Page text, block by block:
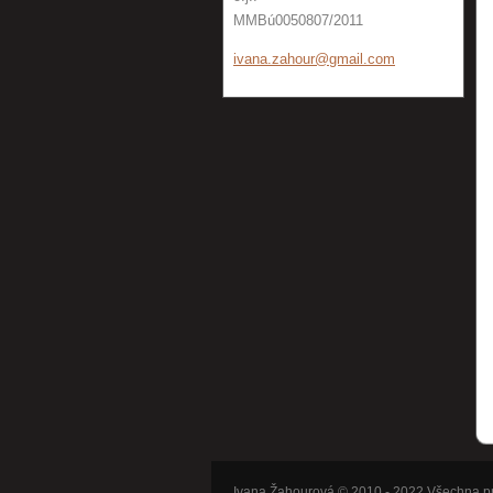
MMBú0050807/2011
ivana.zahour@gmail.com